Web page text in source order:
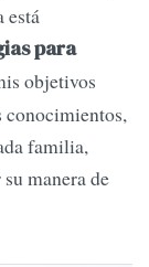
está
para
objetivos
conocimientos,
familia,
manera de